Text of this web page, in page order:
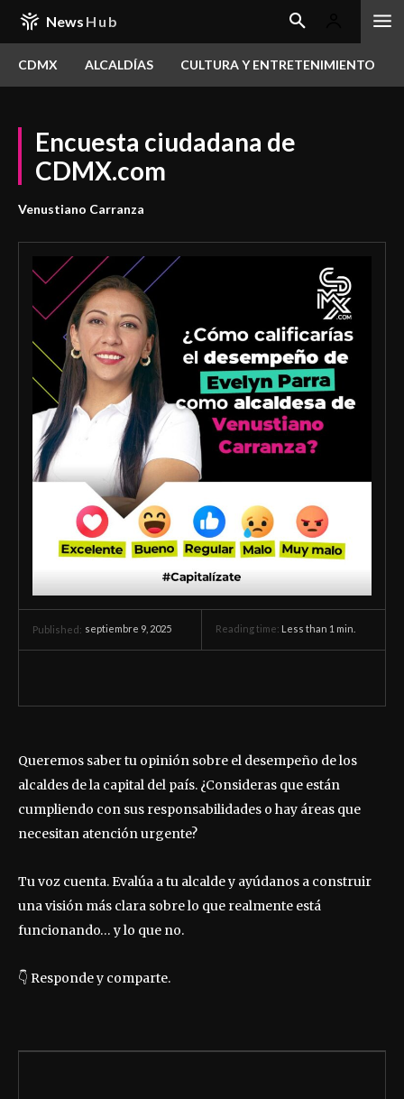
News Hub
CDMX ALCALDÍAS CULTURA Y ENTRETENIMIENTO
Encuesta ciudadana de
CDMX.com
Venustiano Carranza
Published: septiembre 9, 2025 Reading time: Less than 1 min.
Queremos saber tu opinión sobre el desempeño de los
alcaldes de la capital del país. ¿Consideras que están
cumpliendo con sus responsabilidades o hay áreas que
necesitan atención urgente?
Tu voz cuenta. Evalúa a tu alcalde y ayúdanos a construir
una visión más clara sobre lo que realmente está
funcionando… y lo que no.
👇 Responde y comparte.